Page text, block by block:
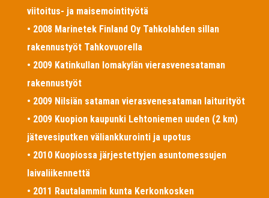
viitoitus- ja maisemointityötä
• 2008 Marinetek Finland Oy Tahkolahden sillan
rakennustyöt Tahkovuorella
• 2009 Katinkullan lomakylän vierasvenesataman
rakennustyöt
• 2009 Nilsiän sataman vierasvenesataman laiturityöt
• 2009 Kuopion kaupunki Lehtoniemen uuden (2 km)
jätevesiputken väliankkurointi ja upotus
• 2010 Kuopiossa järjestettyjen asuntomessujen
laivaliikennettä
• 2011 Rautalammin kunta Kerkonkosken